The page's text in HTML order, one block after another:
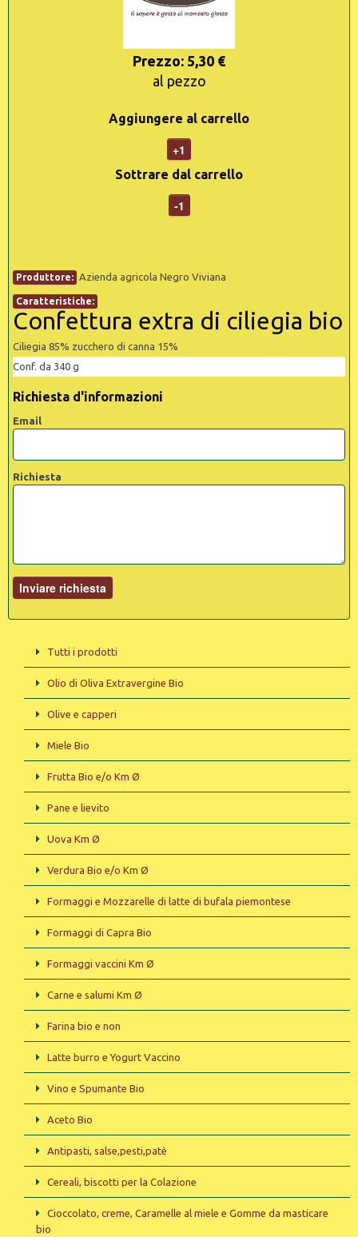
Prezzo: 5,30 €
al pezzo
Aggiungere al carrello
+1
Sottrare dal carrello
-1
Produttore: Azienda agricola Negro Viviana
Caratteristiche:
Confettura extra di ciliegia bio
Ciliegia 85% zucchero di canna 15%
Conf. da 340 g
Richiesta d'informazioni
Email
Richiesta
Tutti i prodotti
Olio di Oliva Extravergine Bio
Olive e capperi
Miele Bio
Frutta Bio e/o Km Ø
Pane e lievito
Uova Km Ø
Verdura Bio e/o Km Ø
Formaggi e Mozzarelle di latte di bufala piemontese
Formaggi di Capra Bio
Formaggi vaccini Km Ø
Carne e salumi Km Ø
Farina bio e non
Latte burro e Yogurt Vaccino
Vino e Spumante Bio
Aceto Bio
Antipasti, salse,pesti,patè
Cereali, biscotti per la Colazione
Cioccolato, creme, Caramelle al miele e Gomme da masticare
bio